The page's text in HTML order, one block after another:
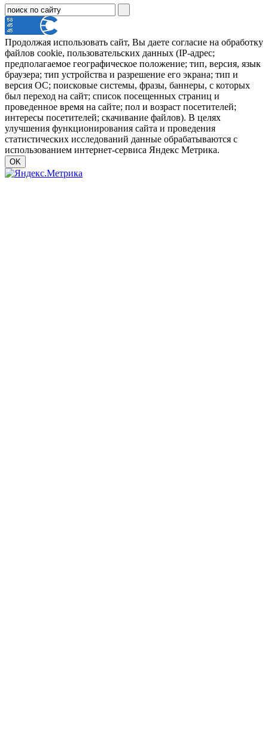
Продолжая использовать сайт, Вы даете согласие на обработку
файлов cookie, пользовательских данных (IP-адрес;
предполагаемое географическое положение; тип, версия, язык
браузера; тип устройства и разрешение его экрана; тип и
версия ОС; поисковые системы, фразы, баннеры, с которых
был переход на сайт; список посещенных страниц и
проведенное время на сайте; пол и возраст посетителей;
интересы посетителей; скачивание файлов). В целях
улучшения функционирования сайта и проведения
статистических исследований данные обрабатываются с
использованием интернет-сервиса Яндекс Метрика.
OK